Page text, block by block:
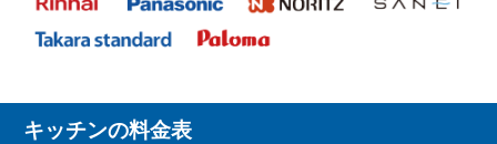
キッチンの料金表